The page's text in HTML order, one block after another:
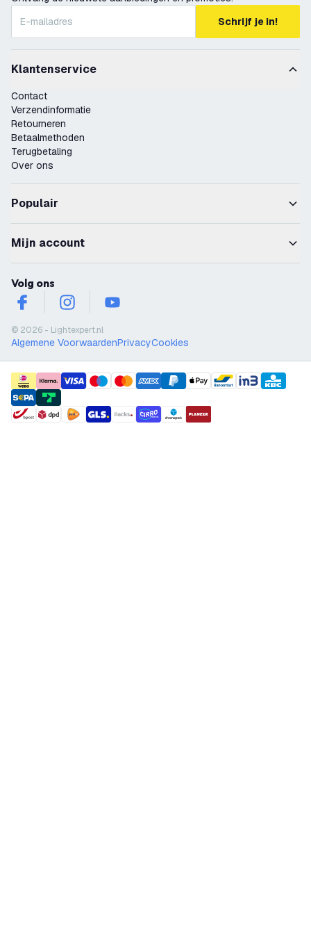
Schrijf je in!
Klantenservice
Contact
Verzendinformatie
Retourneren
Betaalmethoden
Terugbetaling
Over ons
Populair
Mijn account
Volg ons
facebookinstagramyoutube
© 2026 - Lightexpert.nl
Algemene VoorwaardenPrivacyCookies
payment methods
shipment methods